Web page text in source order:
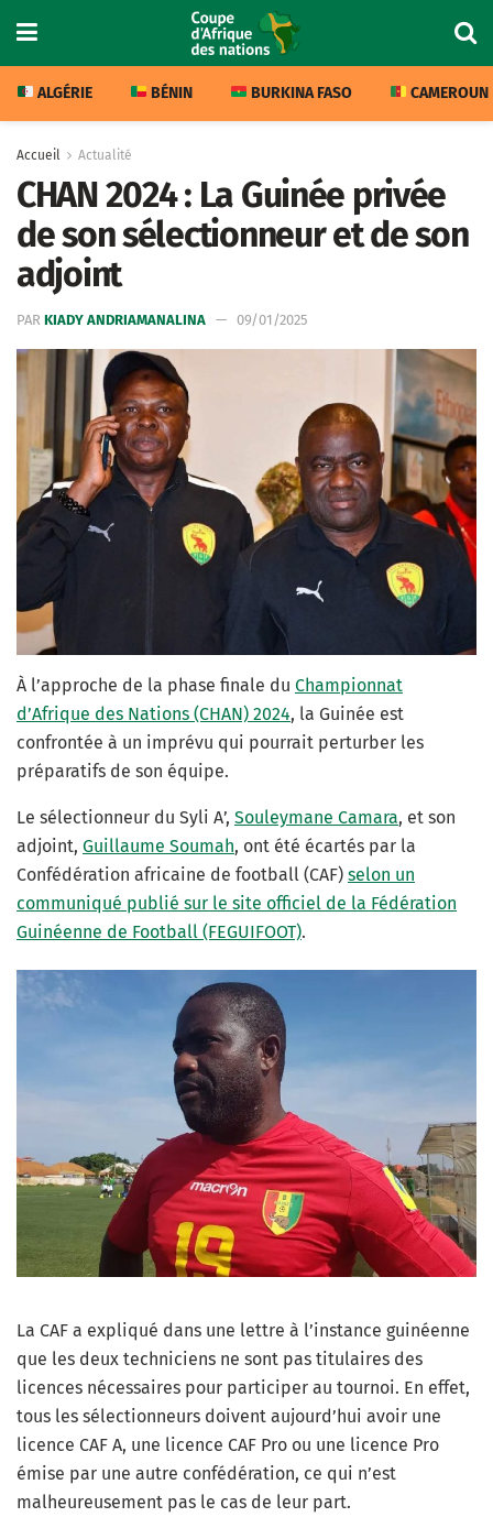
ALGÉRIE BÉNIN BURKINA FASO CAMEROUN
Accueil Actualité
CHAN 2024 : La Guinée privée
de son sélectionneur et de son
adjoint
PAR KIADY ANDRIAMANALINA 09/01/2025
À l’approche de la phase finale du Championnat
d’Afrique des Nations (CHAN) 2024, la Guinée est
confrontée à un imprévu qui pourrait perturber les
préparatifs de son équipe.
Le sélectionneur du Syli A’, Souleymane Camara, et son
adjoint, Guillaume Soumah, ont été écartés par la
Confédération africaine de football (CAF) selon un
communiqué publié sur le site officiel de la Fédération
Guinéenne de Football (FEGUIFOOT).
La CAF a expliqué dans une lettre à l’instance guinéenne
que les deux techniciens ne sont pas titulaires des
licences nécessaires pour participer au tournoi. En effet,
tous les sélectionneurs doivent aujourd’hui avoir une
licence CAF A, une licence CAF Pro ou une licence Pro
émise par une autre confédération, ce qui n’est
malheureusement pas le cas de leur part.